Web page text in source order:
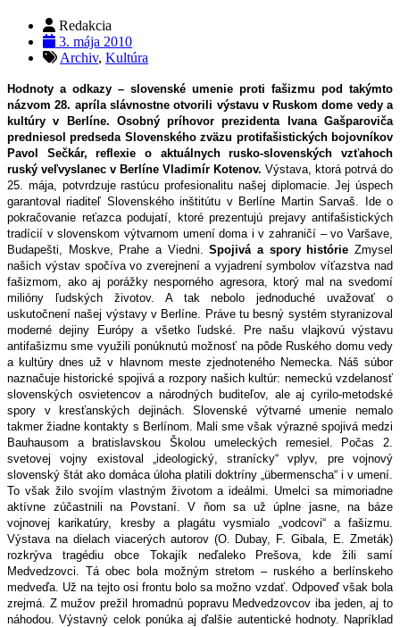
Redakcia
3. mája 2010
Archiv, Kultúra
Hodnoty a odkazy – slovenské umenie proti fašizmu pod takýmto
názvom 28. apríla slávnostne otvorili výstavu v Ruskom dome vedy a
kultúry v Berlíne. Osobný príhovor prezidenta Ivana Gašparoviča
predniesol predseda Slovenského zväzu protifašistických bojovníkov
Pavol Sečkár, reflexie o aktuálnych rusko-slovenských vzťahoch
ruský veľvyslanec v Berlíne Vladimír Kotenov. Výstava, ktorá potrvá do
25. mája, potvrdzuje rastúcu profesionalitu našej diplomacie. Jej úspech
garantoval riaditeľ Slovenského inštitútu v Berlíne Martin Sarvaš. Ide o
pokračovanie reťazca podujatí, ktoré prezentujú prejavy antifašistických
tradícií v slovenskom výtvarnom umení doma i v zahraničí – vo Varšave,
Budapešti, Moskve, Prahe a Viedni.Spojivá a spory histórieZmysel
našich výstav spočíva vo zverejnení a vyjadrení symbolov víťazstva nad
fašizmom, ako aj porážky nesporného agresora, ktorý mal na svedomí
milióny ľudských životov. A tak nebolo jednoduché uvažovať o
uskutočnení našej výstavy v Berlíne. Práve tu besný systém styranizoval
moderné dejiny Európy a všetko ľudské. Pre našu vlajkovú výstavu
antifašizmu sme využili ponúknutú možnosť na pôde Ruského domu vedy
a kultúry dnes už v hlavnom meste zjednoteného Nemecka. Náš súbor
naznačuje historické spojivá a rozpory našich kultúr: nemeckú vzdelanosť
slovenských osvietencov a národných buditeľov, ale aj cyrilo-metodské
spory v kresťanských dejinách. Slovenské výtvarné umenie nemalo
takmer žiadne kontakty s Berlínom. Mali sme však výrazné spojivá medzi
Bauhausom a bratislavskou Školou umeleckých remesiel. Počas 2.
svetovej vojny existoval „ideologický, stranícky“ vplyv, pre vojnový
slovenský štát ako domáca úloha platili doktríny „übermenscha“ i v umení.
To však žilo svojím vlastným životom a ideálmi. Umelci sa mimoriadne
aktívne zúčastnili na Povstaní. V ňom sa už úplne jasne, na báze
vojnovej karikatúry, kresby a plagátu vysmialo „vodcovi“ a fašizmu.
Výstava na dielach viacerých autorov (O. Dubay, F. Gibala, E. Zmeták)
rozkrýva tragédiu obce Tokajík neďaleko Prešova, kde žili samí
Medvedzovci. Tá obec bola možným stretom – ruského a berlínskeho
medveďa. Už na tejto osi frontu bolo sa možno vzdať. Odpoveď však bola
zrejmá. Z mužov prežil hromadnú popravu Medvedzovcov iba jeden, aj to
náhodou. Výstavný celok ponúka aj ďalšie autentické hodnoty. Napríklad